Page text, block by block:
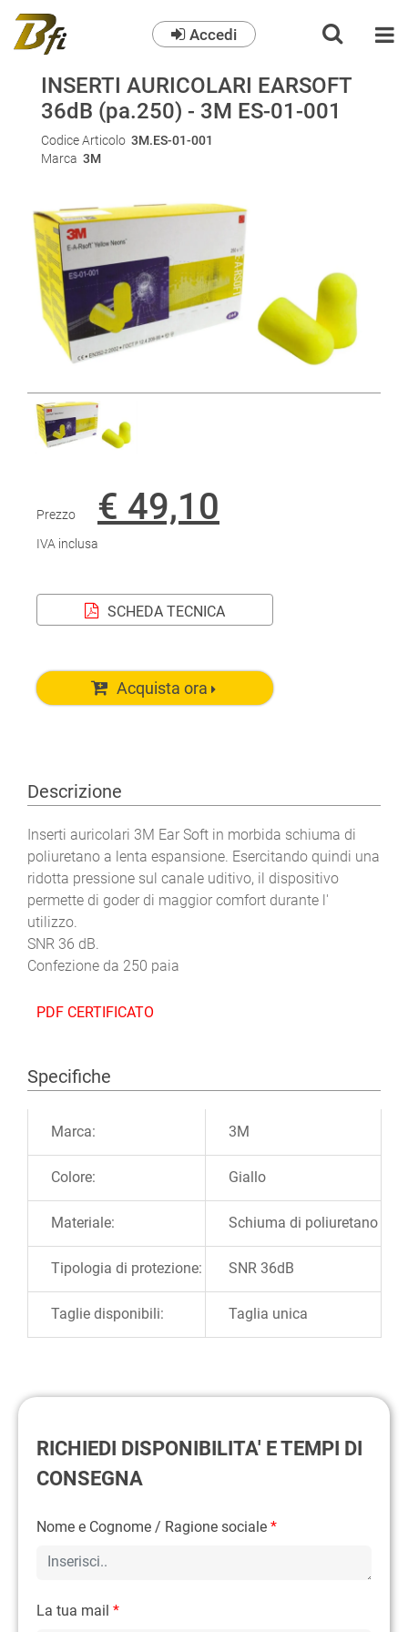
Accedi
INSERTI AURICOLARI EARSOFT
36dB (pa.250) - 3M ES-01-001
Codice Articolo 3M.ES-01-001
Marca 3M
Prezzo € 49,10
IVA inclusa
SCHEDA TECNICA
Acquista ora
Descrizione
Inserti auricolari 3M Ear Soft in morbida schiuma di
poliuretano a lenta espansione. Esercitando quindi una
ridotta pressione sul canale uditivo, il dispositivo
permette di goder di maggior comfort durante l'
utilizzo.
SNR 36 dB.
Confezione da 250 paia
PDF CERTIFICATO
Specifiche
Marca: 3M
Colore: Giallo
Materiale: Schiuma di poliuretano
Tipologia di protezione: SNR 36dB
Taglie disponibili: Taglia unica
RICHIEDI DISPONIBILITA' E TEMPI DI
CONSEGNA
Nome e Cognome / Ragione sociale *
La tua mail *